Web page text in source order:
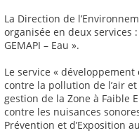
La Direction de
organisée en deux services
GEMAPI – Eau ».
Le service «
contre la pollution de l’air
gestion de la Zone à Faible
contre les nuisances
Prévention et d’Exposition